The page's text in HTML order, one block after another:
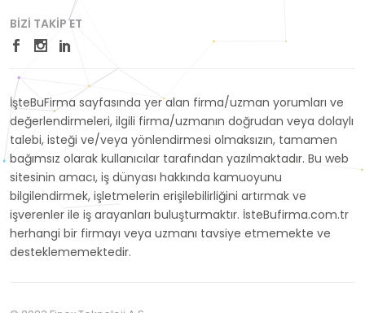
BIZI TAKIP ET
İşteBuFirma sayfasında yer alan firma/uzman yorumları ve
değerlendirmeleri, ilgili firma/uzmanın doğrudan veya dolaylı
talebi, isteği ve/veya yönlendirmesi olmaksızın, tamamen
bağımsız olarak kullanıcılar tarafından yazılmaktadır. Bu web
sitesinin amacı, iş dünyası hakkında kamuoyunu
bilgilendirmek, işletmelerin erişilebilirliğini artırmak ve
işverenler ile iş arayanları buluşturmaktır. İsteBufirma.com.tr
herhangi bir firmayı veya uzmanı tavsiye etmemekte ve
desteklememektedir.